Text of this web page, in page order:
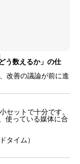
どう数えるか」の仕
改善の議論が前に進
セットで十分です。
使っている媒体に合
タイム）